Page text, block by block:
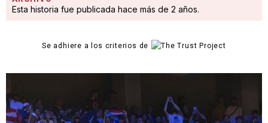
Esta historia fue publicada hace más de 2 años.
Se adhiere a los criterios de